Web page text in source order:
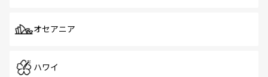
オセアニア
ハワイ